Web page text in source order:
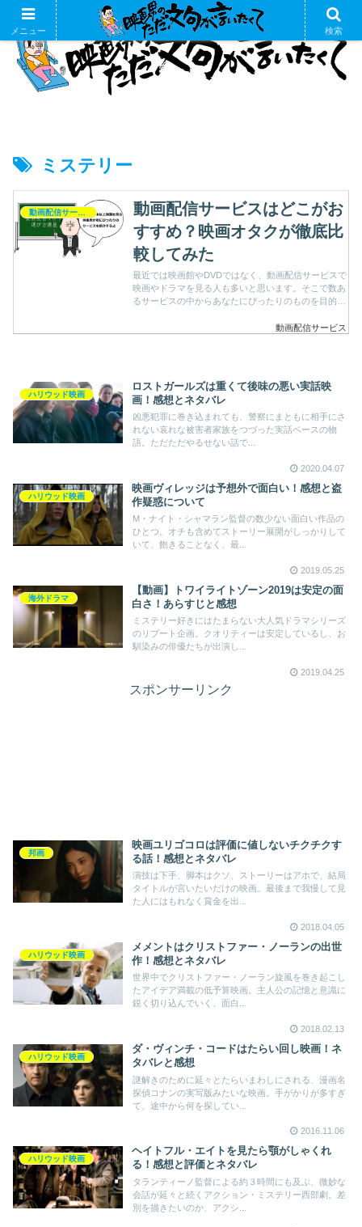
ミステリー
動画配信サービスはどこがお
すすめ？映画オタクが徹底比
較してみた
最近では映画館やDVDではなく、動画配信サービスで
映画やドラマを見る人も多いと思います。そこで数あ
るサービスの中からあなたにぴったりのものを目的別
動画配信サービス
ハリウッド映画
ロストガールズは重くて後味の悪い実話映
画！感想とネタバレ
凶悪犯罪に巻き込まれても、警察にまともに相手にさ
れない哀れな被害者家族をつづった実話ベースの物
語。ただただやるせない話で...
2020.04.07
ハリウッド映画
映画ヴィレッジは予想外で面白い！感想と盗
作疑惑について
M・ナイト・シャマラン監督の数少ない面白い作品の
ひとつ。オチも含めてストーリー展開がしっかりして
いて、飽きることなく、最...
2019.05.25
海外ドラマ
【動画】トワイライトゾーン2019は安定の面
白さ！あらすじと感想
ミステリー好きにはたまらない大人気ドラマシリーズ
のリブート企画。クオリティーは安定しているし、お
馴染みの俳優たちが出演し...
2019.04.25
スポンサーリンク
邦画
映画ユリゴコロは評価に値しないチクチクす
る話！感想とネタバレ
演技は下手、脚本はクソ、ストーリーはアホで、結局
タイトルが言いたいだけの映画。最後まで我慢して見
た人にはもれなく賞金を出...
2018.04.05
ハリウッド映画
メメントはクリストファー・ノーランの出世
作！感想とネタバレ
世界中でクリストファー・ノーラン旋風を巻き起こし
たアイデア満載の低予算映画。主人公の記憶と意識に
鋭く切り込んでいく、面白...
2018.02.13
ハリウッド映画
ダ・ヴィンチ・コードはたらい回し映画！ネ
タバレと感想
謎解きのために延々とたらいまわしにされる、漫画名
探偵コナンの実写版みたいな映画。手がかりが多すぎ
て、途中から何を探してい...
2016.11.06
ハリウッド映画
ヘイトフル・エイトを見たら顎がしゃくれ
る！感想と評価とネタバレ
タランティーノ監督による約３時間にも及ぶ、微妙な
会話が延々と続くアクション・ミステリー西部劇。差
別を描きたいのか、アクシ...
メニュー 検索